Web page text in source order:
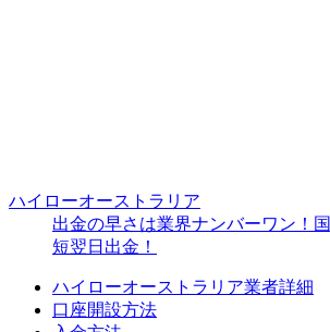
ハイローオーストラリア
出金の早さは業界ナンバーワン！
短翌日出金！
ハイローオーストラリア業者詳細
口座開設方法